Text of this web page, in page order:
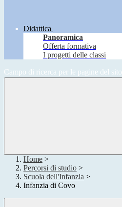
Didattica
Panoramica
Offerta formativa
I progetti delle classi
Campo di ricerca per le pagine del sito
Home >
Percorsi di studio >
Scuola dell'Infanzia >
Infanzia di Covo